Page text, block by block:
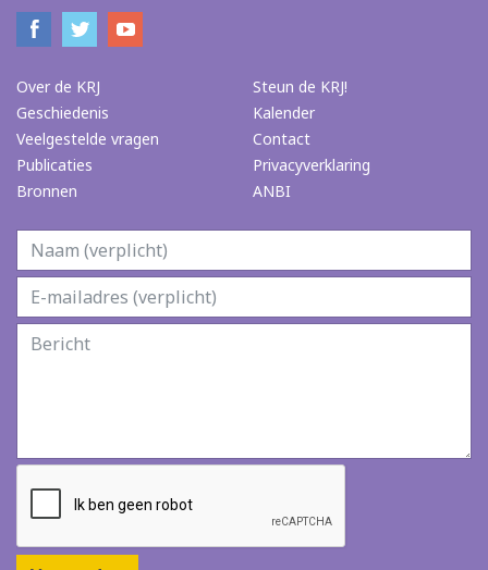
Over de KRJ
Geschiedenis
Veelgestelde vragen
Publicaties
Bronnen
Steun de KRJ!
Kalender
Contact
Privacyverklaring
ANBI